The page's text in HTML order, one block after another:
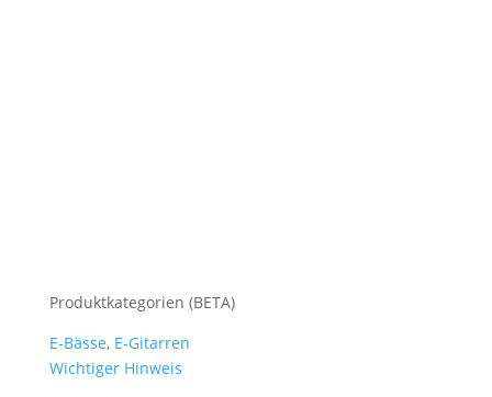
Produktkategorien (BETA)
E-Bässe, E-Gitarren
Wichtiger Hinweis